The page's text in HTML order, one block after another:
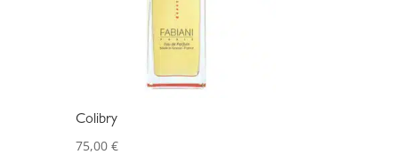
Colibry
75,00€